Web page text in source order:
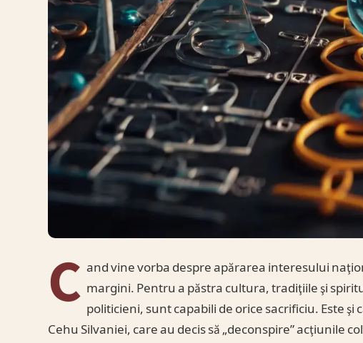
C and vine vorba despre apărarea interesului
margini. Pentru a păstra cultura, tradiţiile şi
politicieni, sunt capabili de orice sacrificiu. Este şi
Cehu Silvaniei, care au decis să „deconspire” acţiunile